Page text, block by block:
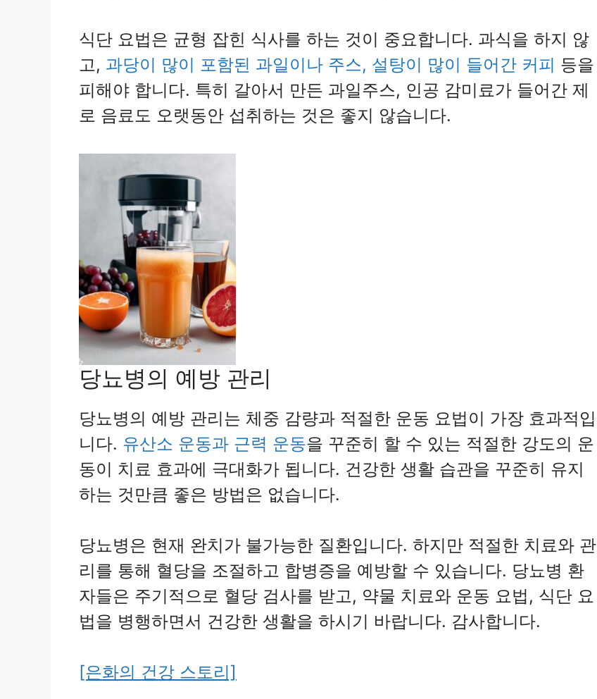
식단 요법은 균형 잡힌 식사를 하는 것이 중요합니다. 과식을 하지 않
고, 과당이 많이 포함된 과일이나 주스, 설탕이 많이 들어간 커피 등을
피해야 합니다. 특히 갈아서 만든 과일주스, 인공 감미료가 들어간 제
로 음료도 오랫동안 섭취하는 것은 좋지 않습니다.
당뇨병의 예방 관리
당뇨병의 예방 관리는 체중 감량과 적절한 운동 요법이 가장 효과적입
니다. 유산소 운동과 근력 운동을 꾸준히 할 수 있는 적절한 강도의 운
동이 치료 효과에 극대화가 됩니다. 건강한 생활 습관을 꾸준히 유지
하는 것만큼 좋은 방법은 없습니다.
당뇨병은 현재 완치가 불가능한 질환입니다. 하지만 적절한 치료와 관
리를 통해 혈당을 조절하고 합병증을 예방할 수 있습니다. 당뇨병 환
자들은 주기적으로 혈당 검사를 받고, 약물 치료와 운동 요법, 식단 요
법을 병행하면서 건강한 생활을 하시기 바랍니다. 감사합니다.
[은화의 건강 스토리]